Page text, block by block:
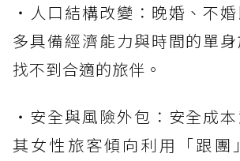
・人口結構改變：晚婚、不
多具備經濟能力與時間的單
找不到合適的旅伴。
・安全與風險外包：安全成
其女性旅客傾向利用「跟團